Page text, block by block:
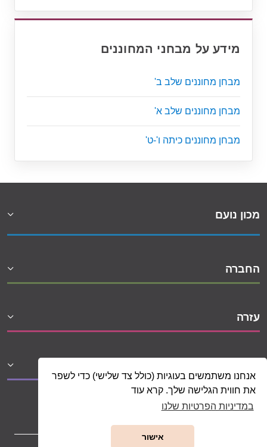
אנחנו משתמשים בעוגיות (כולל צד שלישי) כדי לשפר
את חווית הגלישה שלך. קרא עוד
במדיניות הפרטיות שלנו
אישור
מידע על מבחני המחוננים
מבחן מחוננים שלב ב'
מבחן מחוננים שלב א'
מבחן מחוננים כיתה ו'-ט'
מכון נועם
החברה
עזרה